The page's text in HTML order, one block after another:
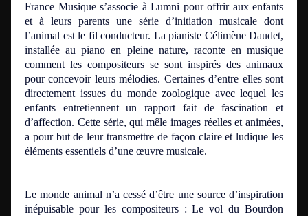
France Musique s’associe à Lumni pour offrir aux enfants
et à leurs parents une série d’initiation musicale dont
l’animal est le fil conducteur. La pianiste Célimène Daudet,
installée au piano en pleine nature, raconte en musique
comment les compositeurs se sont inspirés des animaux
pour concevoir leurs mélodies. Certaines d’entre elles sont
directement issues du monde zoologique avec lequel les
enfants entretiennent un rapport fait de fascination et
d’affection. Cette série, qui mêle images réelles et animées,
a pour but de leur transmettre de façon claire et ludique les
éléments essentiels d’une œuvre musicale.
Le monde animal n’a cessé d’être une source d’inspiration
inépuisable pour les compositeurs : Le vol du Bourdon